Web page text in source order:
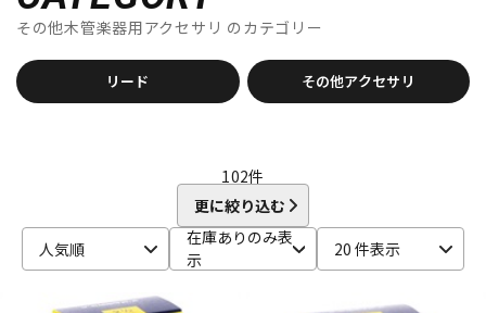
キーボード 電子ピアノ
管楽器 その他楽器
DTM
Antoine Courtois
ARB
B
B.AIR B.Tilz Bach BAGS BAM
Beaumont
Berg Larsen BERP Besson
BEST BRASS
Brasspire Brasspire Unicorn
Brio BROPRO
C.C.シャイニーケース C.G.CONN Cadeson
Cannonball
CAROL BRASS
Charles Davis
その他木管楽器用アクセサリ のカテゴリー
リード その他アクセサリ
102件
更に絞り込む
人気順
在庫ありのみ表
示
20 件表示